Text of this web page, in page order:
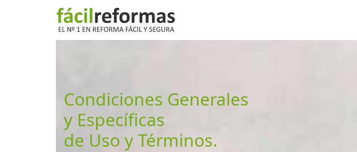
Condiciones Generales
y Específicas
de Uso y Términos.